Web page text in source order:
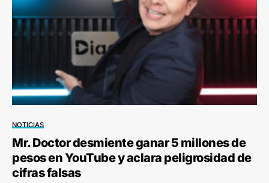
NOTICIAS
Mr. Doctor desmiente ganar 5 millones de
pesos en YouTube y aclara peligrosidad de
cifras falsas